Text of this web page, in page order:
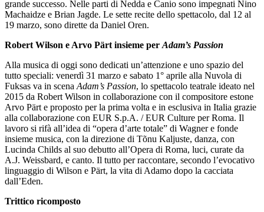
grande successo. Nelle parti di Nedda e Canio sono impegnati Nino
Machaidze e Brian Jagde. Le sette recite dello spettacolo, dal 12 al
19 marzo, sono dirette da Daniel Oren.
Robert Wilson e Arvo Pärt insieme per Adam’s Passion
Alla musica di oggi sono dedicati un’attenzione e uno spazio del
tutto speciali: venerdì 31 marzo e sabato 1° aprile alla Nuvola di
Fuksas va in scena Adam’s Passion, lo spettacolo teatrale ideato nel
2015 da Robert Wilson in collaborazione con il compositore estone
Arvo Pärt e proposto per la prima volta e in esclusiva in Italia grazie
alla collaborazione con EUR S.p.A. / EUR Culture per Roma. Il
lavoro si rifà all’idea di “opera d’arte totale” di Wagner e fonde
insieme musica, con la direzione di Tõnu Kaljuste, danza, con
Lucinda Childs al suo debutto all’Opera di Roma, luci, curate da
A.J. Weissbard, e canto. Il tutto per raccontare, secondo l’evocativo
linguaggio di Wilson e Pärt, la vita di Adamo dopo la cacciata
dall’Eden.
Trittico ricomposto